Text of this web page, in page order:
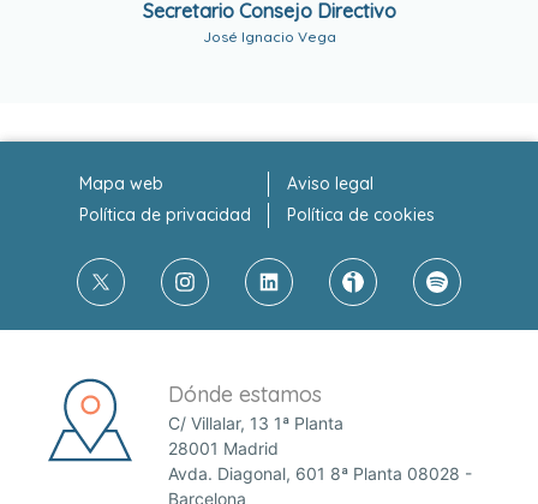
Secretario Consejo Directivo
José Ignacio Vega
Mapa web
Aviso legal
Política de privacidad
Política de cookies
Dónde estamos
C/ Villalar, 13 1ª Planta
28001 Madrid
Avda. Diagonal, 601 8ª Planta 08028 -
Barcelona